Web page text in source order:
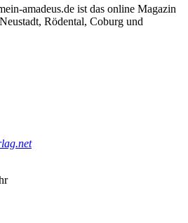
amadeus.de ist das online Magazin
Rödental, Coburg und